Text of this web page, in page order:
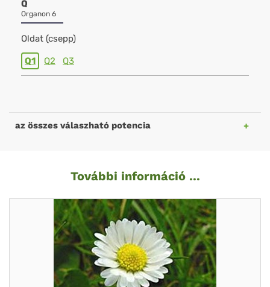
Q
Organon 6
Oldat (csepp)
Q1 Q2 Q3
az összes válaszható potencia
További információ ...